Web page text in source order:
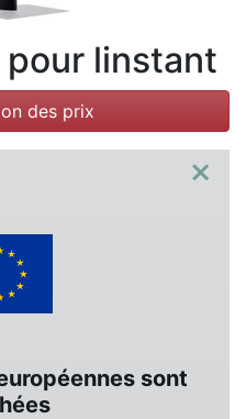
linstant
des prix
×
sont